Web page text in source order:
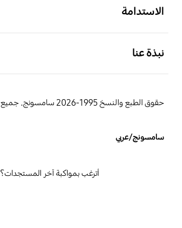
الاستدامة
نبذة عنا
حقوق الطبع والنسخ 1995-2026 سامسونج. جميع الحقوق محفوظة.
سامسونج/عربي
أترغب بمواكبة آخر المستجدات؟